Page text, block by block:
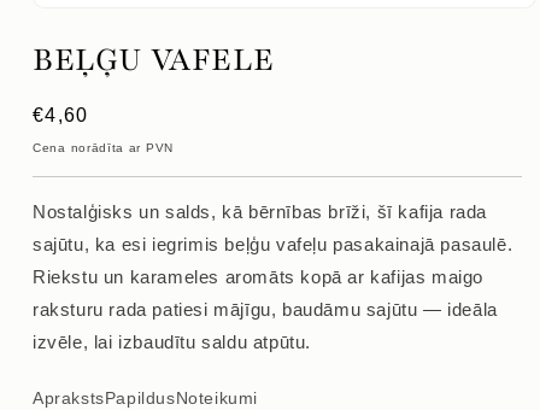
1
modālajā
BEĻĢU VAFELE
Parastā
cena
€4,60
Cena norādīta ar PVN
Nostalģisks un salds, kā bērnības brīži, šī kafija rada
sajūtu, ka esi iegrimis beļģu vafeļu pasakainajā pasaulē.
Riekstu un karameles aromāts kopā ar kafijas maigo
raksturu rada patiesi mājīgu, baudāmu sajūtu — ideāla
izvēle, lai izbaudītu saldu atpūtu.
AprakstsPapildusNoteikumi